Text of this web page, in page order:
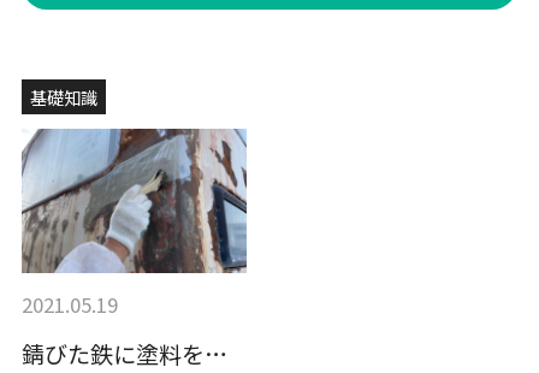
基礎知識
2021.05.19
錆びた鉄に塗料を重ね塗りしても大丈夫？お…